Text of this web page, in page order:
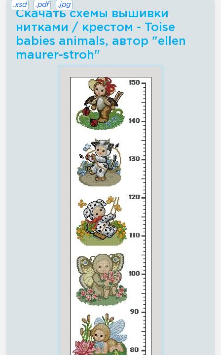
Скачать схемы вышивки
нитками / крестом - Toise
babies animals, автор "ellen
maurer-stroh"
.xsd .pdf .jpg